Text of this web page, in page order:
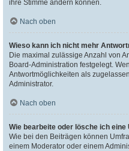
ihre Stimme ändern können.
Nach oben
Wieso kann ich nicht mehr
Die maximal zulässige Anzahl von
Board-Administration festgelegt.
Antwortmöglichkeiten als
Administrator.
Nach oben
Wie bearbeite oder lösche ich eine
Wie bei den Beiträgen können
einem Moderator oder einem